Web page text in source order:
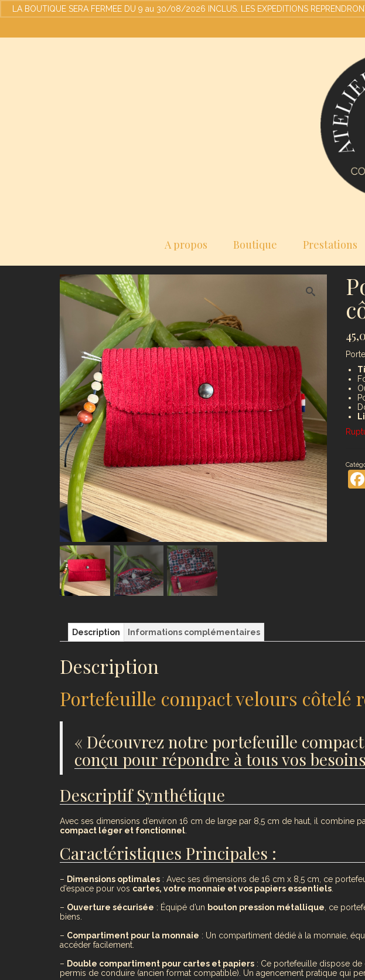
LA BOUTIQUE SERA FERMEE DU 9 au 30/08/2026 INCLUS. LES EXPEDITIONS
A propos Boutique Prestations
Description Informations complémentaires
Description
Portefeuille compact velours côtelé
« Découvrez notre portefeuille
conçu pour répondre à tous vos
Descriptif Synthétique
Avec ses dimensions d’environ 16 cm de large par 8,5 cm de haut, il
compact léger et fonctionnel
Caractéristiques Principales :
– Dimensions optimales : Avec ses dimensions de 16 cm x 8,5 cm, ce
d’espace pour vos cartes, votre monnaie et vos papiers essentiels
– Ouverture sécurisée : Équipé d’un bouton pression métallique , ce
biens.
– Compartiment pour la monnaie : Un compartiment dédié à la monnaie,
accéder facilement.
– Double compartiment pour cartes et papiers : Ce portefeuille dispose de
permis de conduire (ancien format compatible). Un agencement pratique qui